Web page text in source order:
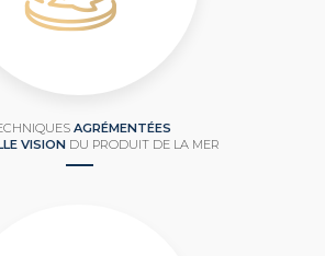
AGRÉMENTÉES
VISION DU PRODUIT DE LA MER